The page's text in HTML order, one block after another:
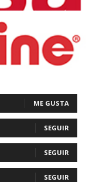
ME GUSTA
SEGUIR
SEGUIR
SEGUIR